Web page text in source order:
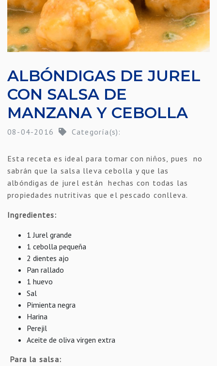
ALBÓNDIGAS DE JUREL
CON SALSA DE
MANZANA Y CEBOLLA
08-04-2016 Categoría(s):
Esta receta es ideal para tomar con niños, pues no
sabrán que la salsa lleva cebolla y que las
albóndigas de jurel están hechas con todas las
propiedades nutritivas que el pescado conlleva.
Ingredientes:
1 Jurel grande
1 cebolla pequeña
2 dientes ajo
Pan rallado
1 huevo
Sal
Pimienta negra
Harina
Perejil
Aceite de oliva virgen extra
Para la salsa: